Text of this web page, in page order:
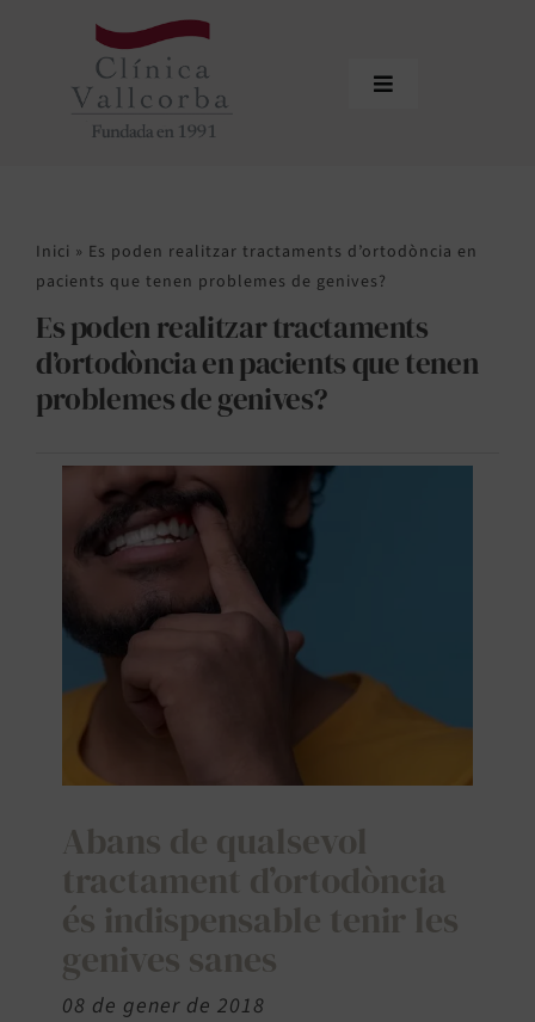
Toggle
Equip professional
Tractaments
Actualitat
Àrea de profesionals
SEARCH
Inici » Es poden realitzar tractaments d’ortodòncia en
pacients que tenen problemes de genives?
Es poden realitzar tractaments
d’ortodòncia en pacients que tenen
problemes de genives?
Abans de qualsevol
tractament d’ortodòncia
és indispensable tenir les
genives sanes
08 de gener de 2018